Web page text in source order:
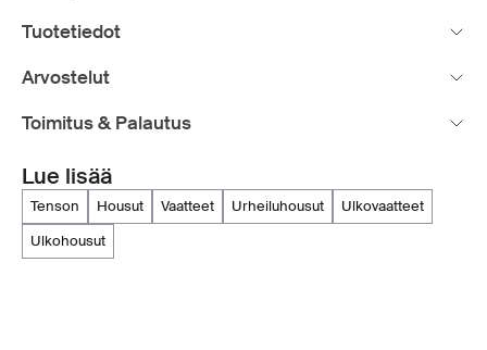
Tuotetiedot
Arvostelut
Toimitus & Palautus
Lue lisää
tenson housut vaatteet urheiluhousut
ulkovaatteet
ulkohousut